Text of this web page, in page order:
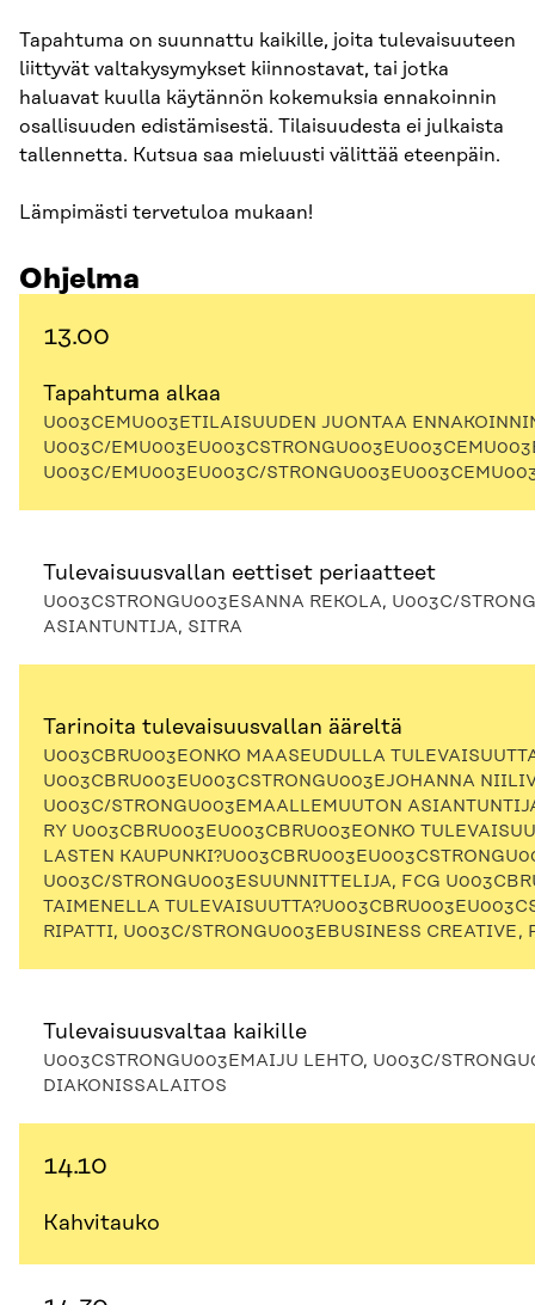
Tapahtuma on suunnattu kaikille, joita tulevaisuuteen
liittyvät valtakysymykset kiinnostavat, tai jotka
haluavat kuulla käytännön kokemuksia ennakoinnin
osallisuuden edistämisestä. Tilaisuudesta ei julkaista
tallennetta. Kutsua saa mieluusti välittää eteenpäin.
Lämpimästi tervetuloa mukaan!
Ohjelma
13.00
Tapahtuma alkaa
U003CEMU003ETILAISUUDEN JUONTAA
U003C/
U003C/EMU003EU003C/
Tulevaisuusvallan eettiset periaatteet
U003CSTRONGU003ESANNA REKOLA, U003C/
ASIANTUNTIJA, SITRA
Tarinoita tulevaisuusvallan ääreltä
U003CBRU003EONKO MAASEUDULLA
U003CBRU003EU003CSTRONGU003EJOHANNA
U003C/STRONGU003EMAALLEMUUTON
RY U003CBRU003EU003CBRU003EONKO
LASTEN
U003C/STRONGU003ESUUNNITTELIJA, FCG
TAIMENELLA
RIPATTI, U003C/STRONGU003EBUSINESS CREATIVE,
Tulevaisuusvaltaa kaikille
U003CSTRONGU003EMAIJU LEHTO, U003C/
DIAKONISSALAITOS
14.10
Kahvitauko